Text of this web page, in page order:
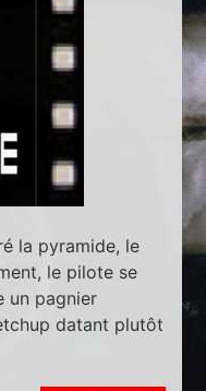
la pyramide, le
le pilote se
un pagnier
datant plutôt